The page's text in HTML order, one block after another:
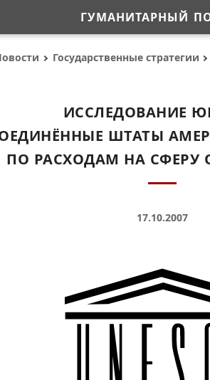
ГУМАНИТАРНЫЙ
Государственные стратегии
ИССЛЕДОВАНИЕ
ШТАТЫ
ПО РАСХОДАМ НА СФЕРУ
17.10.2007